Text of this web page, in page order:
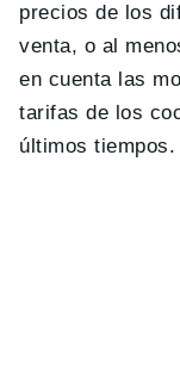
precios de los
venta, o al
en cuenta las
tarifas de los
últimos tiempos.